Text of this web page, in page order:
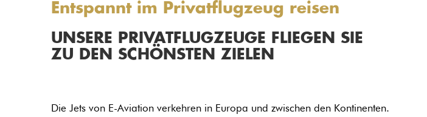
Entspannt im Privatflugzeug reisen
UNSERE PRIVATFLUGZEUGE FLIEGEN SIE
ZU DEN SCHÖNSTEN ZIELEN
Die Jets von E-Aviation verkehren in Europa und zwischen den Kontinenten.